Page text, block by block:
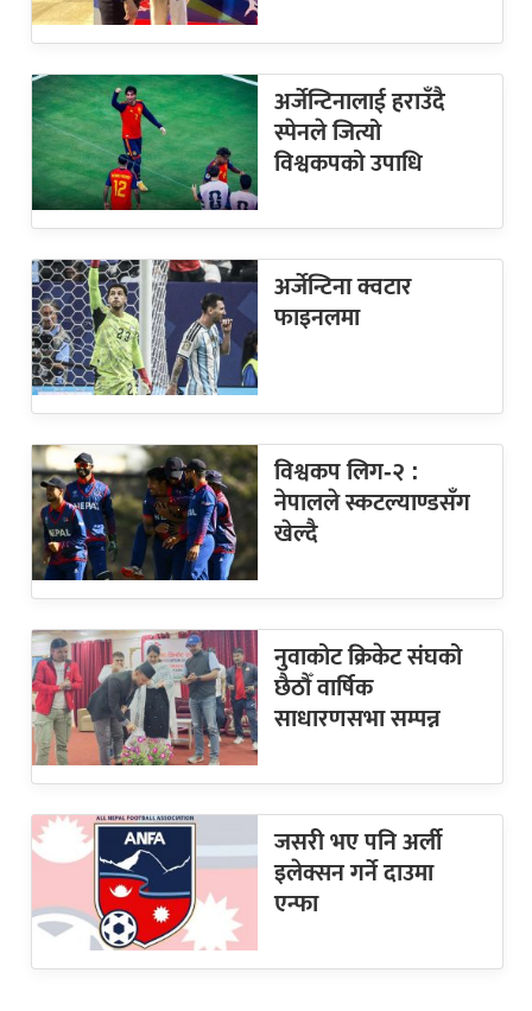
अर्जेन्टिनालाई हराउँदै
स्पेनले जित्यो
विश्वकपको उपाधि
अर्जेन्टिना क्वटार
फाइनलमा
विश्वकप लिग-२ :
नेपालले स्कटल्याण्डसँग
खेल्दै
नुवाकोट क्रिकेट संघको
छैठौँ वार्षिक
साधारणसभा सम्पन्न
जसरी भए पनि अर्ली
इलेक्सन गर्ने दाउमा
एन्फा